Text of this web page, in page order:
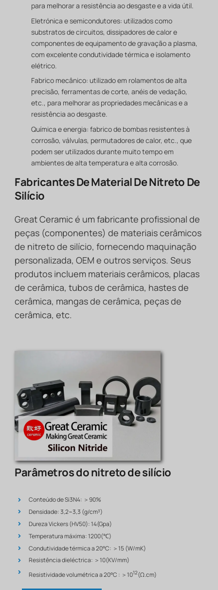
para melhorar a resistência ao desgaste e a vida útil.
Eletrónica e semicondutores: utilizados como
substratos de circuitos, dissipadores de calor e
componentes de equipamento de gravação a plasma,
com excelente condutividade térmica e isolamento
elétrico.
Fabrico mecânico: utilizado em rolamentos de alta
precisão, ferramentas de corte, anéis de vedação,
etc., para melhorar as propriedades mecânicas e a
resistência ao desgaste.
Química e energia: fabrico de bombas resistentes à
corrosão, válvulas, permutadores de calor, etc., que
podem ser utilizados durante muito tempo em
ambientes de alta temperatura e alta corrosão.
Fabricantes De Material De Nitreto De
Silício
Great Ceramic é um fabricante profissional de
peças (componentes) de materiais cerâmicos
de nitreto de silício, fornecendo maquinação
personalizada, OEM e outros serviços. Seus
produtos incluem materiais cerâmicos, placas
de cerâmica, tubos de cerâmica, hastes de
cerâmica, mangas de cerâmica, peças de
cerâmica, etc.
Parâmetros do nitreto de silício
Conteúdo de Si3N4: ＞90%
Densidade: 3,2~3,3 (g/cm³)
Dureza Vickers (HV50): 14(Gpa)
Temperatura máxima: 1200(℃)
Condutividade térmica a 20°C: ＞15 (W/mK)
Resistência dieléctrica: ＞10(KV/mm)
Resistividade volumétrica a 20°C : ＞1012(Ω.cm)